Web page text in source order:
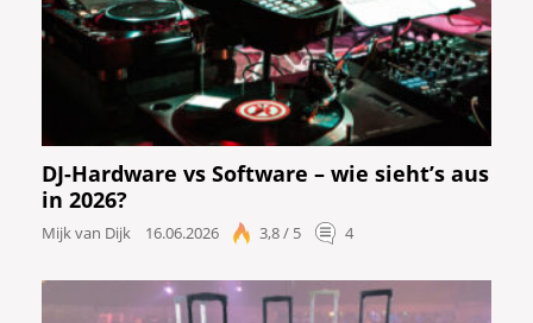
DJ-Hardware vs Software – wie sieht’s aus
in 2026?
Mijk van Dijk 16.06.2026 3,8 / 5 4